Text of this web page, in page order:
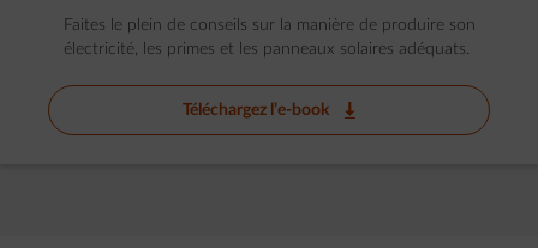
Faites le plein de conseils sur la manière de produire son
électricité, les primes et les panneaux solaires adéquats.
Téléchargez l’e-book impulse-download